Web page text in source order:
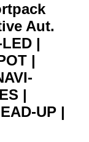
Aut.
|
|
|
UP |